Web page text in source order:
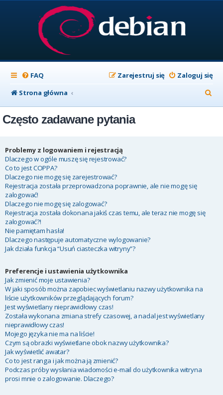
FAQ Zaloguj się
Zarejestruj się
Strona główna
z
Często zadawane pytania
Problemy z logowaniem i rejestracją
Dlaczego w ogóle muszę się rejestrować?
Co to jest COPPA?
Dlaczego nie mogę się zarejestrować?
Rejestracja została przeprowadzona poprawnie, ale nie mogę się
zalogować!
Dlaczego nie mogę się zalogować?
Rejestracja została dokonana jakiś czas temu, ale teraz nie mogę się
zalogować?!
Nie pamiętam hasła!
Dlaczego następuje automatyczne wylogowanie?
Jak działa funkcja “Usuń ciasteczka witryny”?
Preferencje i ustawienia użytkownika
Jak zmienić moje ustawienia?
W jaki sposób można zapobiec wyświetlaniu nazwy użytkownika na
liście użytkowników przeglądających forum?
Jest wyświetlany nieprawidłowy czas!
Została wykonana zmiana strefy czasowej, a nadal jest wyświetlany
nieprawidłowy czas!
Mojego języka nie ma na liście!
Czym są obrazki wyświetlane obok nazwy użytkownika?
Jak wyświetlić awatar?
Co to jest ranga i jak można ją zmienić?
Podczas próby wysłania wiadomości e-mail do użytkownika witryna
prosi mnie o zalogowanie. Dlaczego?